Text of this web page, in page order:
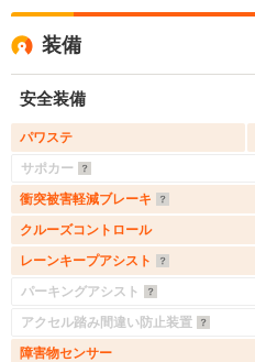
装備
安全装備
パワステ
サポカー
衝突被害軽減ブレーキ
クルーズコントロール
レーンキープアシスト
パーキングアシスト
アクセル踏み間違い防止装置
障害物センサー